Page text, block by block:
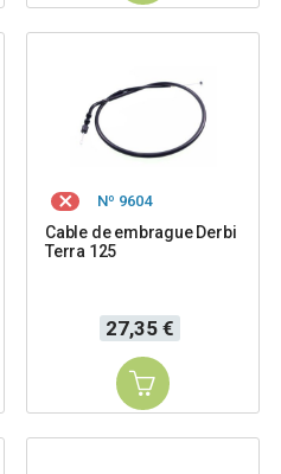
Nº 9604
Cable de embrague Derbi
Terra 125
Precio
27,35 €